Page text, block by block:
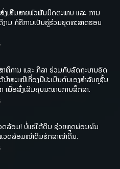
ງເສີມສາຍພົວພັນມິດຕະພາບ ແລະ ການ
າມ ກໍຄືການເປັນຄູ່ຮ່ວມຍຸດທະສາດຮອບ
າທິການ ແລະ ກິລາ ຮ່ວມກັບລັດຖະບານອົດ
ນຳສະເໜີເຄື່ອງມືປະເມີນຕົນເອງສຳລັບຄູຊັ້ນ
ເພື່ອສົ່ງເສີມຄຸນນະພາບການສຶກສາ.
ດລ້ອມ! ບໍ່ແຮ່ໃຕ້ດິນ ຊ່ວຍຫຼຸດຜ່ອນຜົນ
ວດລ້ອມໜ້າດິນຮັກສາໜ້າດິນ.